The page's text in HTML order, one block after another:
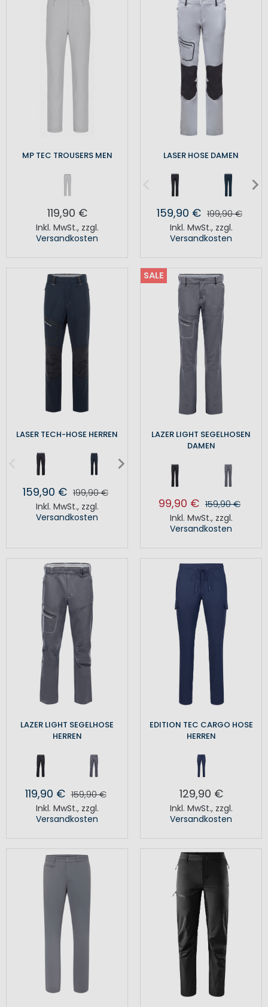
MP TEC TROUSERS MEN
119,90 €
Inkl. MwSt., zzgl.
Versandkosten
LASER HOSE DAMEN
159,90 € 199,90 €
Inkl. MwSt., zzgl.
Versandkosten
LASER TECH-HOSE HERREN
159,90 € 199,90 €
Inkl. MwSt., zzgl.
Versandkosten
SALE
LAZER LIGHT SEGELHOSEN
DAMEN
99,90 € 159,90 €
Inkl. MwSt., zzgl.
Versandkosten
LAZER LIGHT SEGELHOSE
HERREN
119,90 € 159,90 €
Inkl. MwSt., zzgl.
Versandkosten
EDITION TEC CARGO HOSE
HERREN
129,90 €
Inkl. MwSt., zzgl.
Versandkosten